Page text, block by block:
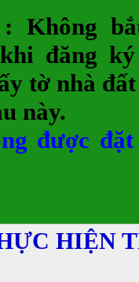
: Không
đăng
tờ nhà
này.
được
HIỆN